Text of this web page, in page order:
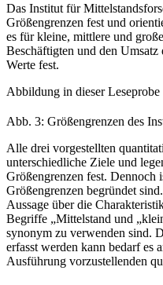
Das Institut für
Größengrenzen fest und
es für kleine, mittlere und
Beschäftigten und den
Werte fest.
Abbildung in dieser Leseprobe
Abb. 3: Größengrenzen des
Alle drei vorgestellten
unterschiedliche Ziele und
Größengrenzen fest.
Größengrenzen begründet
Aussage über die
Begriffe „Mittel­stand und
synonym zu verwenden sind.
erfasst werden kann bedarf es
Ausführung vorzustellenden